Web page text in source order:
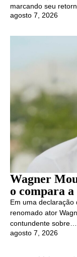
marcando seu
agosto 7, 2026
Wagner
o compara a
Em uma
renomado ator
contundente sobre…
agosto 7, 2026